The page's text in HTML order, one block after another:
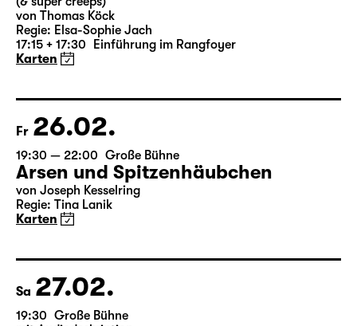
18:00 — 19:45 Große Bühne
Auftragswerk des Schauspiel Leipzig
deutsche märchen (UA)
(& super creeps)
17:15 + 17:30 Einführung im Rangfoyer
Karten
Fr 26.02.
19:30 — 22:00
Arsen und Spitzenhäubchen
Regie: Tina Lanik
Karten